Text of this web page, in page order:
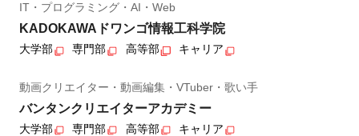
IT・プログラミング・AI・Web
KADOKAWAドワンゴ情報工科学院
大学部 専門部 高等部 キャリア
動画クリエイター・動画編集・VTuber・歌い手
バンタンクリエイターアカデミー
大学部 専門部 高等部 キャリア